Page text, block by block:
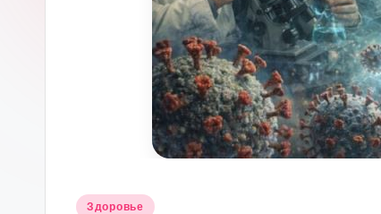
Опубликовано
Здоровье